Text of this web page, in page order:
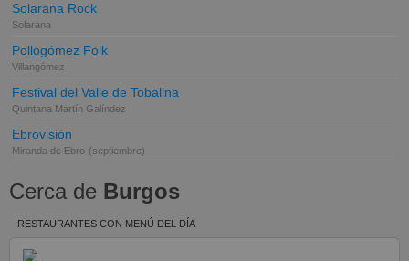
Solarana Rock
Solarana
Pollogómez Folk
Villangómez
Festival del Valle de Tobalina
Quintana Martín Galíndez
Ebrovisión
Miranda de Ebro (septiembre)
Cerca de Burgos
RESTAURANTES CON MENÚ DEL DÍA